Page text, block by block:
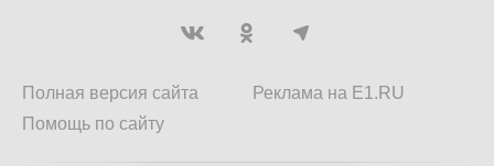
Полная версия сайта
Помощь по сайту
Реклама на E1.RU